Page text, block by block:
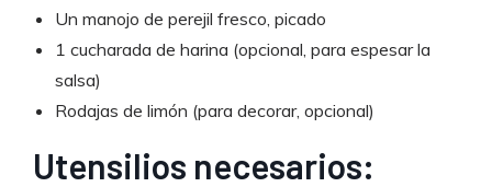
Un manojo de perejil fresco, picado
1 cucharada de harina (opcional, para espesar la
salsa)
Rodajas de limón (para decorar, opcional)
Utensilios necesarios: